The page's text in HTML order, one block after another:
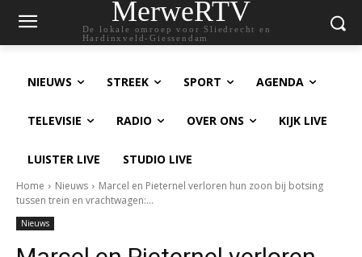
MerweRTV
De lokale omroep voor Sliedrecht en
Hardinxveld-Giessendam
NIEUWS STREEK SPORT AGENDA
TELEVISIE RADIO OVER ONS KIJK LIVE
LUISTER LIVE STUDIO LIVE
Home Nieuws
Marcel en Pieternel verloren hun zoon bij botsing
tussen trein en vrachtwagen:...
Nieuws